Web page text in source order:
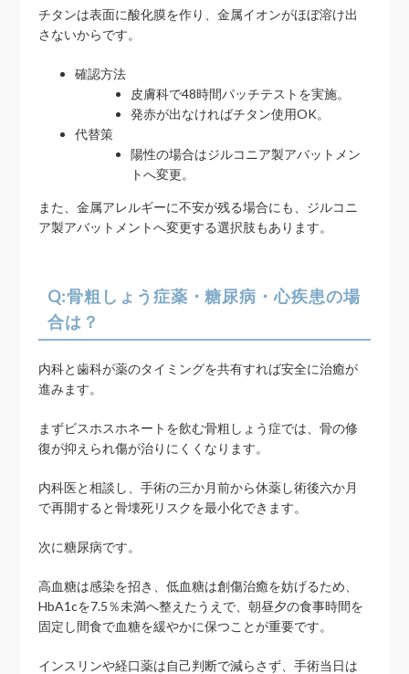
チタンは表面に酸化膜を作り、金属イオンがほぼ溶け出
さないからです。
確認方法
皮膚科で48時間パッチテストを実施。
発赤が出なければチタン使用OK。
代替策
陽性の場合はジルコニア製アバットメン
トへ変更。
また、金属アレルギーに不安が残る場合にも、ジルコニ
ア製アバットメントへ変更する選択肢もあります。
Q:骨粗しょう症薬・糖尿病・心疾患の場
合は？
内科と歯科が薬のタイミングを共有すれば安全に治癒が
進みます。
まずビスホスホネートを飲む骨粗しょう症では、骨の修
復が抑えられ傷が治りにくくなります。
内科医と相談し、手術の三か月前から休薬し術後六か月
で再開すると骨壊死リスクを最小化できます。
次に糖尿病です。
高血糖は感染を招き、低血糖は創傷治癒を妨げるため、
HbA1cを7.5％未満へ整えたうえで、朝昼夕の食事時間を
固定し間食で血糖を緩やかに保つことが重要です。
インスリンや経口薬は自己判断で減らさず、手術当日は